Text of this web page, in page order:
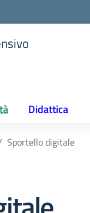
Didattica
Sportello digitale